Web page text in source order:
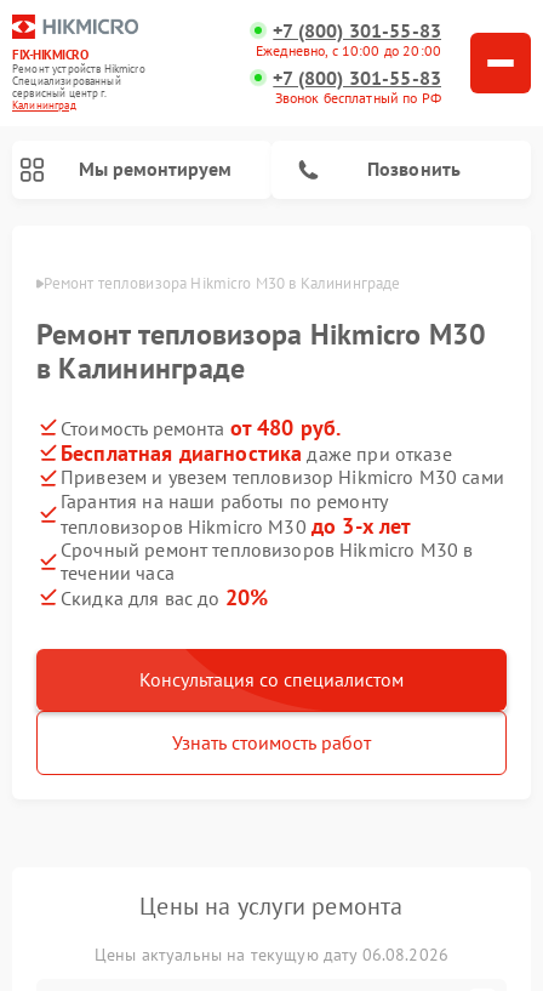
FIX-HIKMICRO
Ремонт устройств Hikmicro
Специализированный
cервисный центр г.
Калининград
+7 (800) 301-55-83
Ежедневно, с 10:00 до 20:00
+7 (800) 301-55-83
Звонок бесплатный по РФ
Мы ремонтируем Позвонить
Ремонт тепловизора Hikmicro M30 в Калининграде
Ремонт тепловизора Hikmicro M30
в Калининграде
Стоимость ремонта от 480 руб.
Бесплатная диагностика даже при отказе
Привезем и увезем тепловизор Hikmicro M30 сами
Гарантия на наши работы по ремонту
тепловизоров Hikmicro M30 до 3-х лет
Срочный ремонт тепловизоров Hikmicro M30 в
течении часа
Скидка для вас до 20%
Консультация со специалистом
Узнать стоимость работ
Цены на услуги ремонта
Цены актуальны на текущую дату 06.08.2026